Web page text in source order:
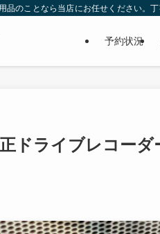
品のことなら当店にお任せください
予約状況
ドライブレコー